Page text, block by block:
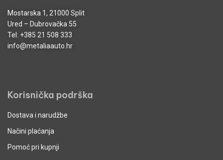
Mostarska 1, 21000 Split
Ured – Dubrovačka 55
Tel: +385 21 508 333
info@metaliaauto.hr
Korisnička podrška
Dostava i narudžbe
Načini plaćanja
Pomoć pri kupnji